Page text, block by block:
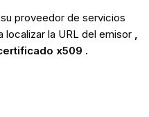
proveedor de servicios
localizar la URL del emisor ,
x509 .